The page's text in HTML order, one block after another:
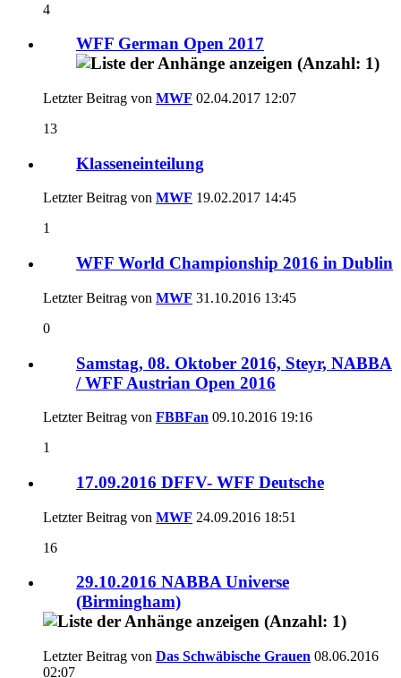
4
WFF German Open 2017
Letzter Beitrag von MWF 02.04.2017 12:07
13
Klasseneinteilung
Letzter Beitrag von MWF 19.02.2017 14:45
1
WFF World Championship 2016 in Dublin
Letzter Beitrag von MWF 31.10.2016 13:45
0
Samstag, 08. Oktober 2016, Steyr, NABBA
/ WFF Austrian Open 2016
Letzter Beitrag von FBBFan 09.10.2016 19:16
1
17.09.2016 DFFV- WFF Deutsche
Letzter Beitrag von MWF 24.09.2016 18:51
16
29.10.2016 NABBA Universe
(Birmingham)
Letzter Beitrag von Das Schwäbische Grauen 08.06.2016
02:07